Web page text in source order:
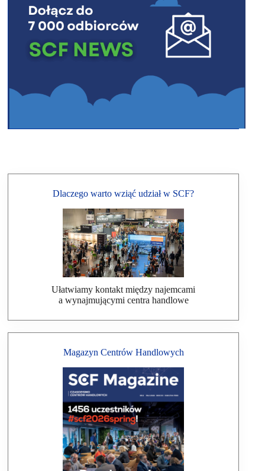
Dlaczego warto wziąć udział w SCF?
Ułatwiamy kontakt między najemcami
a wynajmującymi centra handlowe
Magazyn Centrów Handlowych